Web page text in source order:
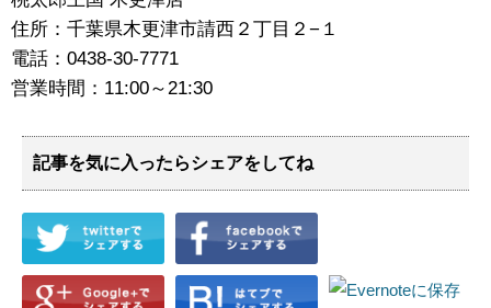
住所：千葉県木更津市請西２丁目２−１
電話：0438-30-7771
営業時間：11:00～21:30
記事を気に入ったらシェアをしてね